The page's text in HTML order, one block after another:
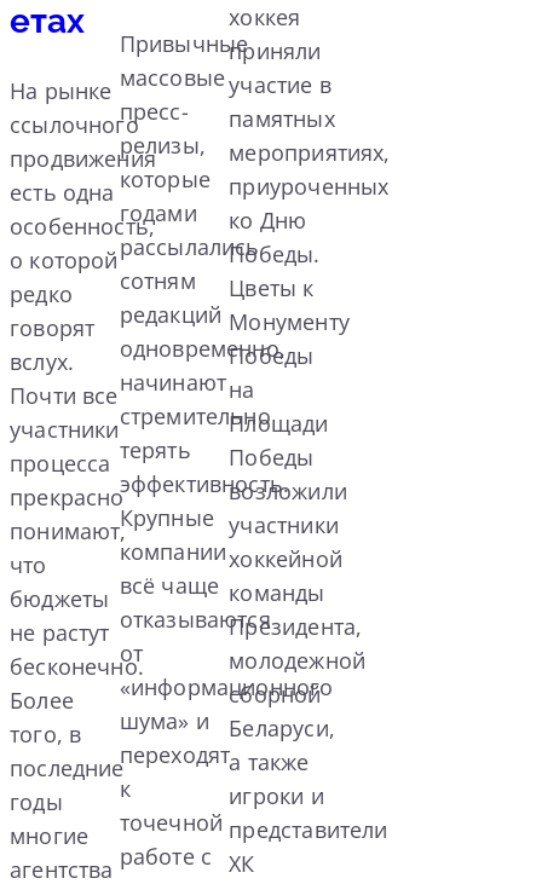
етах
На рынке
ссылочного
продвижения
есть одна
особенность,
о которой
редко
говорят
вслух.
Почти все
участники
процесса
прекрасно
понимают,
что
бюджеты
не растут
бесконечно.
Более
того, в
последние
годы
многие
агентства
Привычные
массовые
пресс-
релизы,
которые
годами
рассылались
сотням
редакций
одновременно,
начинают
стремительно
терять
эффективность.
Крупные
компании
всё чаще
отказываются
от
«информационного
шума» и
переходят
к
точечной
работе с
хоккея
приняли
участие в
памятных
мероприятиях,
приуроченных
ко Дню
Победы.
Цветы к
Монументу
Победы
на
Площади
Победы
возложили
участники
хоккейной
команды
Президента,
молодежной
сборной
Беларуси,
а также
игроки и
представители
ХК